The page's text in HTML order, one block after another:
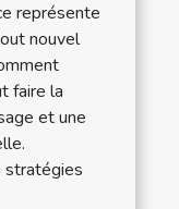
représente
nouvel
faire la
et une
stratégies